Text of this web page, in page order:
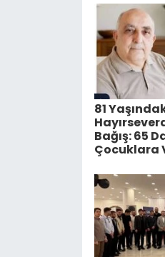
81
Bağış: 65
Çocuklara